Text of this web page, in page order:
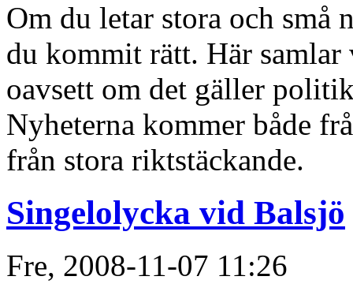
Om du letar stora och små
du kommit rätt. Här
oavsett om det gäller
Nyheterna kommer både
från stora riktstäckande.
Singelolycka vid Balsjö
Fre, 2008-11-07 11:26